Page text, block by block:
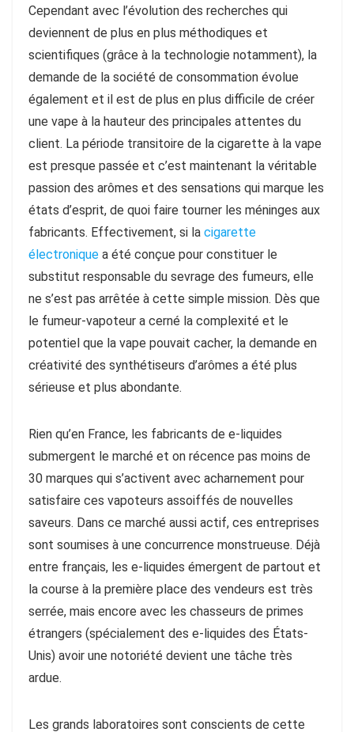
Cependant avec l’évolution des recherches qui
deviennent de plus en plus méthodiques et
scientifiques (grâce à la technologie notamment), la
demande de la société de consommation évolue
également et il est de plus en plus difficile de créer
une vape à la hauteur des principales attentes du
client. La période transitoire de la cigarette à la vape
est presque passée et c’est maintenant la véritable
passion des arômes et des sensations qui marque les
états d’esprit, de quoi faire tourner les méninges aux
fabricants. Effectivement, si la cigarette
électronique a été conçue pour constituer le
substitut responsable du sevrage des fumeurs, elle
ne s’est pas arrêtée à cette simple mission. Dès que
le fumeur-vapoteur a cerné la complexité et le
potentiel que la vape pouvait cacher, la demande en
créativité des synthétiseurs d’arômes a été plus
sérieuse et plus abondante.
Rien qu’en France, les fabricants de e-liquides
submergent le marché et on récence pas moins de
30 marques qui s’activent avec acharnement pour
satisfaire ces vapoteurs assoiffés de nouvelles
saveurs. Dans ce marché aussi actif, ces entreprises
sont soumises à une concurrence monstrueuse. Déjà
entre français, les e-liquides émergent de partout et
la course à la première place des vendeurs est très
serrée, mais encore avec les chasseurs de primes
étrangers (spécialement des e-liquides des États-
Unis) avoir une notoriété devient une tâche très
ardue.
Les grands laboratoires sont conscients de cette